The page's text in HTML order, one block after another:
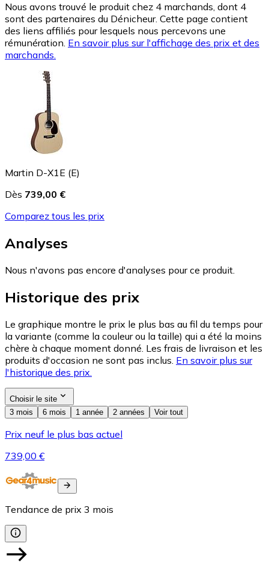
Nous avons trouvé le produit chez 4 marchands, dont 4
sont des partenaires du Dénicheur. Cette page contient
des liens affiliés pour lesquels nous percevons une
rémunération. En savoir plus sur l'affichage des prix et des
marchands.
Martin D-X1E (E)
Dès 739,00 €
Comparez tous les prix
Analyses
Nous n'avons pas encore d'analyses pour ce produit.
Historique des prix
Le graphique montre le prix le plus bas au fil du temps pour
la variante (comme la couleur ou la taille) qui a été la moins
chère à chaque moment donné. Les frais de livraison et les
produits d'occasion ne sont pas inclus. En savoir plus sur
l'historique des prix.
Choisir le site
3 mois
6 mois 1 année 2 années Voir tout
Prix neuf le plus bas actuel
739,00 €
Tendance de prix 3 mois